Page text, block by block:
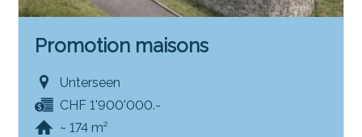
Promotion maisons
Unterseen
CHF 1'900'000.-
~ 174 m²